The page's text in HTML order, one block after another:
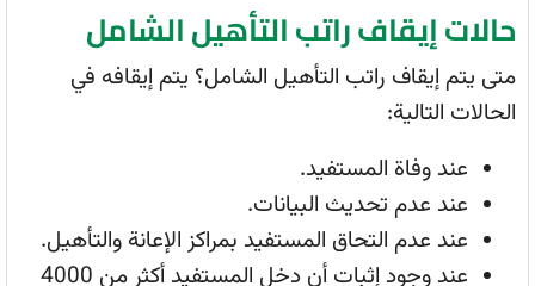
حالات إيقاف راتب التأهيل الشامل
متى يتم إيقاف راتب التأهيل الشامل؟ يتم إيقافه في
الحالات التالية:
عند وفاة المستفيد.
عند عدم تحديث البيانات.
عند عدم التحاق المستفيد بمراكز الإعانة والتأهيل.
عند وجود إثبات أن دخل المستفيد أكثر من 4000